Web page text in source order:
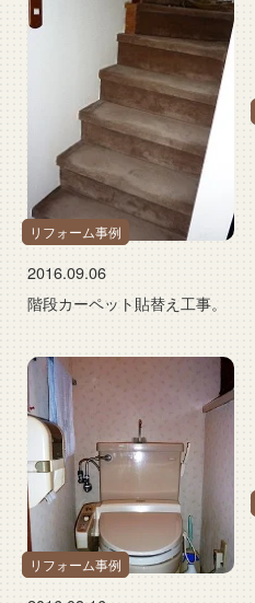
リフォーム事例
2016.09.06
階段カーペット貼替え工事。
リフォーム事例